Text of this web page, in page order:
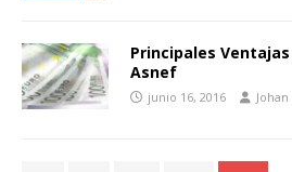
Principales
Asnef
junio 16, 2016 Johan